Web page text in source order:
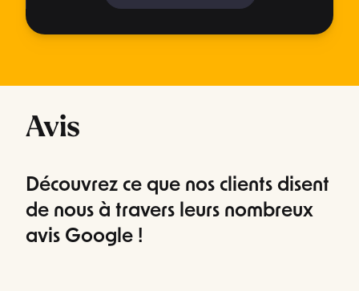
Avis
Découvrez ce que nos clients disent
de nous à travers leurs nombreux
avis Google !